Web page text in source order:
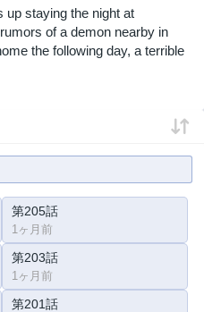
up staying the night at
of a demon nearby in
the following day, a terrible
第205話
1ヶ月前
第203話
1ヶ月前
第201話